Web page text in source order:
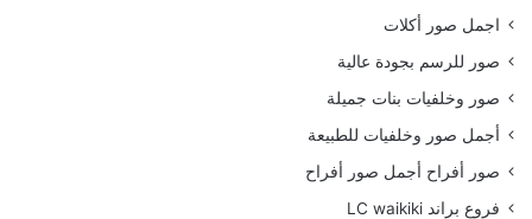
اجمل صور أكلات
صور للرسم بجودة عالية
صور وخلفيات بنات جميلة
أجمل صور وخلفيات للطبيعة
صور أفراح أجمل صور أفراح
فروع براند LC waikiki